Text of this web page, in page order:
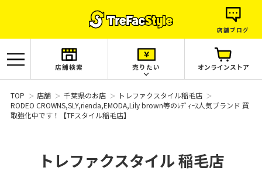
店舗ブログ
店舗検索 売りたい オンラインストア
TOP 店舗 千葉県のお店
トレファクスタイル稲毛店
RODEO CROWNS,SLY,rienda,EMODA,Lily brown等のﾚﾃﾞｨｰｽ人気ブランド 買
取強化中です！【TFスタイル稲毛店】
トレファクスタイル稲毛店